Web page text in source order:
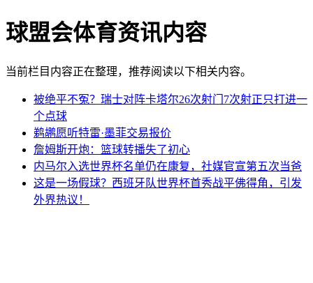
球盟会体育资讯内容
当前栏目内容正在整理，推荐阅读以下相关内容。
被绝平不冤？瑞士对阵卡塔尔26次射门7次射正只打进一
个点球
鹈鹕愿听特雷·墨菲交易报价
詹姆斯开炮：篮球转播失了初心
内马尔入选世界杯名单仍在康复，社媒官宣第五次当爸
这是一场假球？西班牙队世界杯首秀战平佛得角，引发
外界热议！